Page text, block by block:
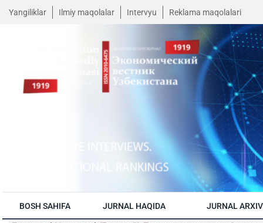
Yangiliklar Ilmiy maqolalar Intervyu Reklama maqolalari
BOSH SAHIFA JURNAL HAQIDA JURNAL